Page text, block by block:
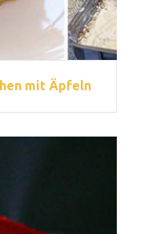
mit Äpfeln